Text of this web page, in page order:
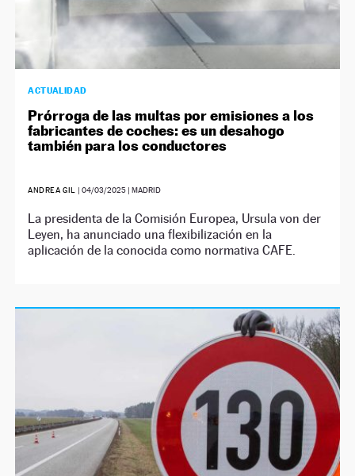
ACTUALIDAD
Prórroga de las multas por emisiones a los
fabricantes de coches: es un desahogo
también para los conductores
ANDREA GIL | 04/03/2025| MADRID
La presidenta de la Comisión Europea, Ursula von der
Leyen, ha anunciado una flexibilización en la
aplicación de la conocida como normativa CAFE.